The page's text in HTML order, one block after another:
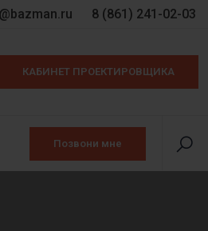
8 (861) 241-02-03
КАБИНЕТ ПРОЕКТИРОВЩИКА
Позвони мне